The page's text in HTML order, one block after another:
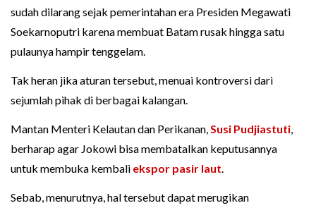
sudah dilarang sejak pemerintahan era Presiden Megawati
Soekarnoputri karena membuat Batam rusak hingga satu
pulaunya hampir tenggelam.
Tak heran jika aturan tersebut, menuai kontroversi dari
sejumlah pihak di berbagai kalangan.
Mantan Menteri Kelautan dan Perikanan,Susi Pudjiastuti,
berharap agar Jokowi bisa membatalkan keputusannya
untuk membuka kembali ekspor pasir laut.
Sebab, menurutnya, hal tersebut dapat merugikan